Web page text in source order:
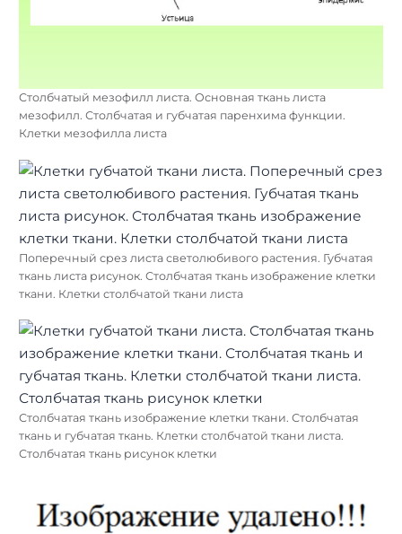
Столбчатый мезофилл листа. Основная ткань листа
мезофилл. Столбчатая и губчатая паренхима функции.
Клетки мезофилла листа
Поперечный срез листа светолюбивого растения. Губчатая
ткань листа рисунок. Столбчатая ткань изображение клетки
ткани. Клетки столбчатой ткани листа
Столбчатая ткань изображение клетки ткани. Столбчатая
ткань и губчатая ткань. Клетки столбчатой ткани листа.
Столбчатая ткань рисунок клетки